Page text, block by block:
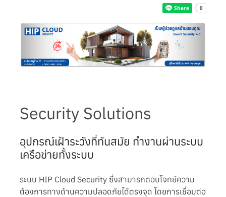
Security Solutions
อุปกรณ์เฝ้าระวังที่ทันสมัย ทำงานผ่านระบบ
เครือข่ายทั้งระบบ
ระบบ HIP Cloud Security ซึ่งสามารถตอบโจทย์ความ
ต้องการทางด้านความปลอดภัยได้ตรงจุด โดยการเชื่อมต่อ